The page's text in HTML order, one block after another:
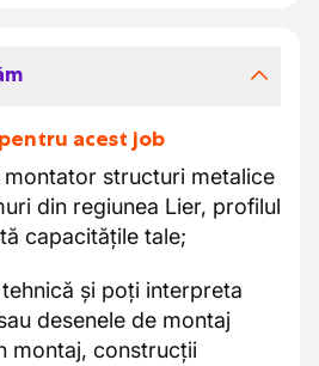
acest job
montator structuri metalice
din regiunea Lier, profilul
capacitățile tale;
și poți interpreta
desenele de montaj
montaj, construcții